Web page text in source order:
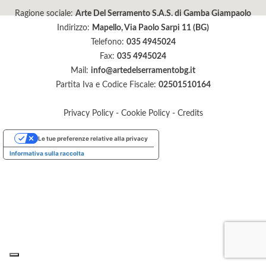
Ragione sociale:Arte Del Serramento S.A.S. di Gamba Giampaolo
Indirizzo: Mapello, Via Paolo Sarpi 11 (BG)
Telefono: 035 4945024
Fax: 035 4945024
Mail: info@artedelserramentobg.it
Partita Iva e Codice Fiscale: 02501510164
Privacy Policy - Cookie Policy - Credits
Informativa sulla raccolta
Le tue preferenze relative alla privacy